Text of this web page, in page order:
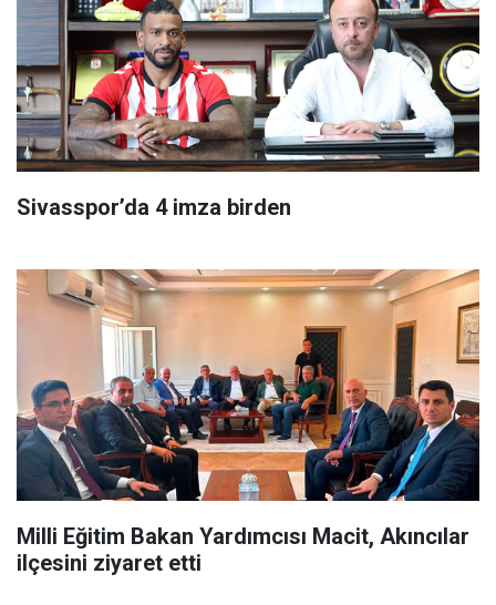
Sivasspor’da 4 imza birden
Milli Eğitim Bakan Yardımcısı Macit, Akıncılar
ilçesini ziyaret etti